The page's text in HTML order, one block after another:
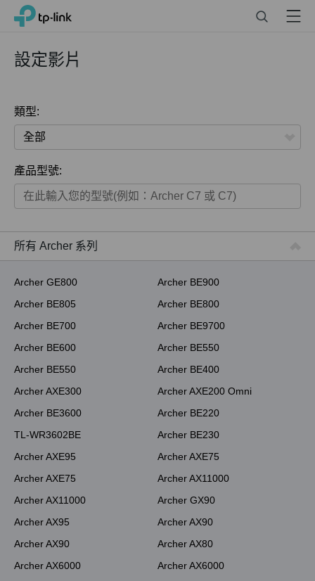
Click
navigation
TP-Link, Reliably Smart Menu
設定影片
類型:
全部
家用產品
商用產品
ISP用產品
產品型號:
所有 Archer 系列
Archer GE800
Archer BE900
Archer BE805
Archer BE800
Archer BE700
Archer BE9700
Archer BE600
Archer BE550
Archer BE550
Archer BE400
Archer AXE300
Archer AXE200 Omni
Archer BE3600
Archer BE220
TL-WR3602BE
Archer BE230
Archer AXE95
Archer AXE75
Archer AXE75
Archer AX11000
Archer AX11000
Archer GX90
Archer AX95
Archer AX90
Archer AX90
Archer AX80
Archer AX6000
Archer AX6000